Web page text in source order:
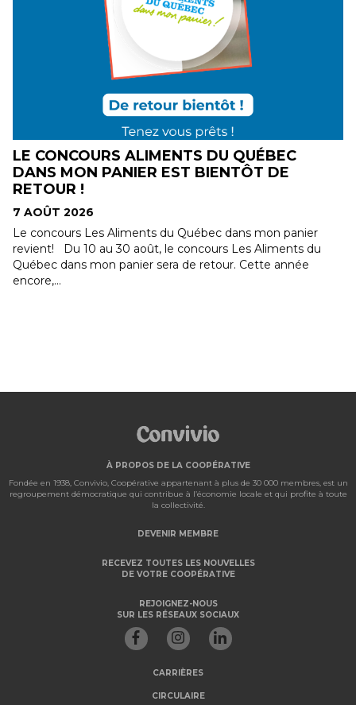
LE CONCOURS ALIMENTS DU QUÉBEC
DANS MON PANIER EST BIENTÔT DE
RETOUR !
7 AOÛT 2026
Le concours Les Aliments du Québec dans mon panier
revient! Du 10 au 30 août, le concours Les Aliments du
Québec dans mon panier sera de retour. Cette année
encore,...
À PROPOS DE LA COOPÉRATIVE
Fondée en 1938, Convivio, Coopérative appartenant à plus de 30 000 membres, est un
regroupement démocratique qui contribue à l’économie locale et qui profite à toute
la collectivité.
DEVENIR MEMBRE
RECEVEZ TOUTES LES NOUVELLES
DE VOTRE COOPÉRATIVE
REJOIGNEZ-NOUS
SUR LES RÉSEAUX SOCIAUX
CARRIÈRES
CIRCULAIRE